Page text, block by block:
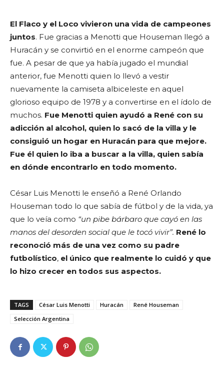
El Flaco y el Loco vivieron una vida de campeones
juntos. Fue gracias a Menotti que Houseman llegó a
Huracán y se convirtió en el enorme campeón que
fue. A pesar de que ya había jugado el mundial
anterior, fue Menotti quien lo llevó a vestir
nuevamente la camiseta albiceleste en aquel
glorioso equipo de 1978 y a convertirse en el ídolo de
muchos. Fue Menotti quien ayudó a René con su
adicción al alcohol, quien lo sacó de la villa y le
consiguió un hogar en Huracán para que mejore.
Fue él quien lo iba a buscar a la villa, quien sabía
en dónde encontrarlo en todo momento.
César Luis Menotti le enseñó a René Orlando
Houseman todo lo que sabía de fútbol y de la vida, ya
que lo veía como “un pibe bárbaro que cayó en las
manos del desorden social que le tocó vivir”. René lo
reconoció más de una vez como su padre
futbolístico, el único que realmente lo cuidó y que
lo hizo crecer en todos sus aspectos.
TAGS César Luis Menotti Huracán
René Houseman
Selección Argentina